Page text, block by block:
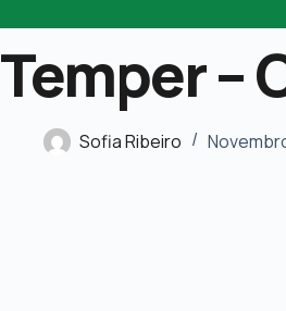
Temper –
Sofia Ribeiro